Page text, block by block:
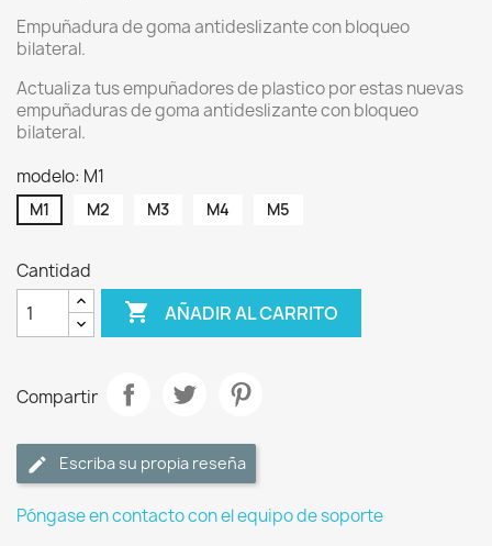
Empuñadura de goma antideslizante con bloqueo
bilateral.
Actualiza tus empuñadores de plastico por estas nuevas
empuñaduras de goma antideslizante con bloqueo
bilateral.
modelo: M1
M1 M2 M3 M4 M5
Cantidad
 AÑADIR AL CARRITO
Compartir
Escriba su propia reseña
Póngase en contacto con el equipo de soporte